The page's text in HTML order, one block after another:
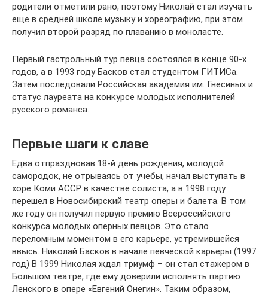
родители отметили рано, поэтому Николай стал изучать
еще в средней школе музыку и хореографию, при этом
получил второй разряд по плаванию в моноласте.
Первый гастрольный тур певца состоялся в конце 90-х
годов, а в 1993 году Басков стал студентом ГИТИСа.
Затем последовали Российская академия им. Гнесиных и
статус лауреата на конкурсе молодых исполнителей
русского романса.
Первые шаги к славе
Едва отпраздновав 18-й день рождения, молодой
самородок, не отрываясь от учебы, начал выступать в
хоре Коми АССР в качестве солиста, а в 1998 году
перешел в Новосибирский театр оперы и балета. В том
же году он получил первую премию Всероссийского
конкурса молодых оперных певцов. Это стало
переломным моментом в его карьере, устремившейся
ввысь. Николай Басков в начале певческой карьеры (1997
год) В 1999 Николая ждал триумф – он стал стажером в
Большом театре, где ему доверили исполнять партию
Ленского в опере «Евгений Онегин». Таким образом,